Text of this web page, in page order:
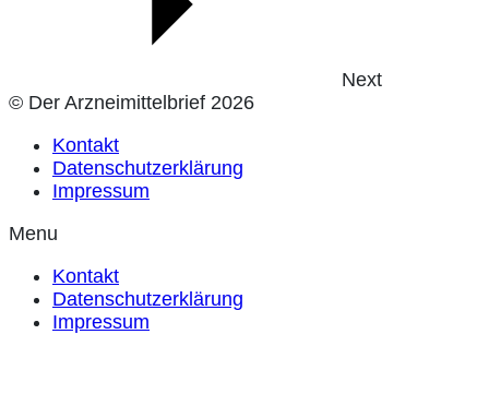
Next
© Der Arzneimittelbrief 2026
Kontakt
Datenschutzerklärung
Impressum
Menu
Kontakt
Datenschutzerklärung
Impressum